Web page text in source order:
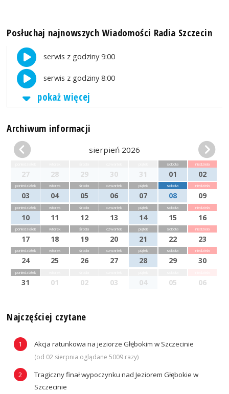
Posłuchaj najnowszych Wiadomości Radia Szczecin
serwis z godziny 9:00
serwis z godziny 8:00
pokaż więcej
Archiwum informacji
sierpień 2026
27 28 29 30 31
sobota
01
niedziela
02
poniedziałek
03
wtorek
04
środa
05
czwartek
06
piątek
07
sobota
08
niedziela
09
poniedziałek
10
wtorek
11
środa
12
czwartek
13
piątek
14
sobota
15
niedziela
16
poniedziałek
17
wtorek
18
środa
19
czwartek
20
piątek
21
sobota
22
niedziela
23
poniedziałek
24
wtorek
25
środa
26
czwartek
27
piątek
28
sobota
29
niedziela
30
poniedziałek
31 01 02 03 04 05 06
Najczęściej czytane
Akcja ratunkowa na jeziorze Głębokim w Szczecinie
(od 02 sierpnia oglądane 5009 razy)
Tragiczny finał wypoczynku nad Jeziorem Głębokie w
Szczecinie